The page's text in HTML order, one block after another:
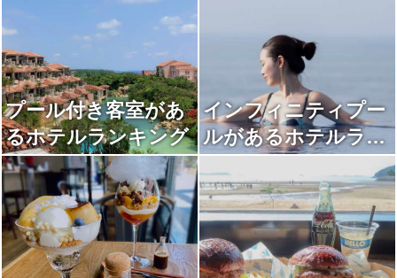
プール付き客室があ
るホテルランキング
インフィニティプー
ルがあるホテルラン
キング